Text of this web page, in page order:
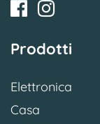
Prodotti
Elettronica
Casa